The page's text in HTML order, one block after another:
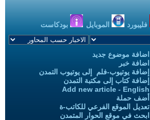
فليبورد الموبايل بودكاست
اضافة موضوع جديد
اضافة خبر
إضافة يوتيوب-فلم إلى يوتيوب التمدن
إضافة كتاب إلى مكتبة التمدن
Add new article - English
أضف حملة
تعديل الموقع الفرعي للكاتب-ة
ابحث في موقع الحوار المتمدن